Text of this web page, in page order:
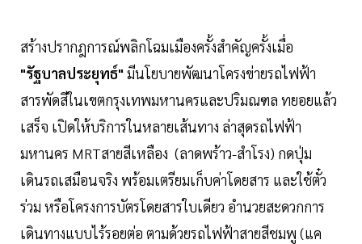
สร้างปรากฎการณ์พลิกโฉมเมืองครั้งสำคัญครั้งเมื่อ
"รัฐบาลประยุทธ์" มีนโยบายพัฒนาโครงข่ายรถไฟฟ้า
สารพัดสีในเขตกรุงเทพมหานครและปริมณฑล ทยอยแล้ว
เสร็จ เปิดให้บริการในหลายเส้นทาง ล่าสุดรถไฟฟ้า
มหานคร MRTสายสีเหลือง (ลาดพร้าว-สำโรง) กดปุ่ม
เดินรถเสมือนจริง พร้อมเตรียมเก็บค่าโดยสาร และใช้ตั๋ว
ร่วม หรือโครงการบัตรโดยสารใบเดียว อำนวยสะดวกการ
เดินทางแบบไร้รอยต่อ ตามด้วยรถไฟฟ้าสายสีชมพู (แค